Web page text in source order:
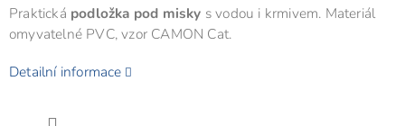
Praktická podložka pod misky s vodou i krmivem. Materiál
omyvatelné PVC, vzor CAMON Cat.
Detailní informace